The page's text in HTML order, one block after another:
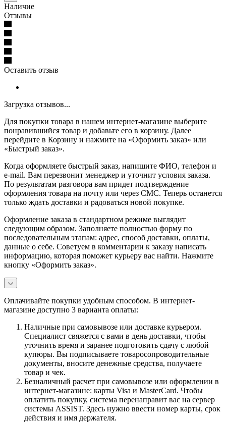
Наличие
Отзывы
Оставить отзыв
Загрузка отзывов...
Для покупки товара в нашем интернет-магазине выберите
понравившийся товар и добавьте его в корзину. Далее
перейдите в Корзину и нажмите на «Оформить заказ» или
«Быстрый заказ».
Когда оформляете быстрый заказ, напишите ФИО, телефон и
e-mail. Вам перезвонит менеджер и уточнит условия заказа.
По результатам разговора вам придет подтверждение
оформления товара на почту или через СМС. Теперь останется
только ждать доставки и радоваться новой покупке.
Оформление заказа в стандартном режиме выглядит
следующим образом. Заполняете полностью форму по
последовательным этапам: адрес, способ доставки, оплаты,
данные о себе. Советуем в комментарии к заказу написать
информацию, которая поможет курьеру вас найти. Нажмите
кнопку «Оформить заказ».
Оплачивайте покупки удобным способом. В интернет-
магазине доступно 3 варианта оплаты:
Наличные при самовывозе или доставке курьером.
Специалист свяжется с вами в день доставки, чтобы
уточнить время и заранее подготовить сдачу с любой
купюры. Вы подписываете товаросопроводительные
документы, вносите денежные средства, получаете
товар и чек.
Безналичный расчет при самовывозе или оформлении в
интернет-магазине: карты Visa и MasterCard. Чтобы
оплатить покупку, система перенаправит вас на сервер
системы ASSIST. Здесь нужно ввести номер карты, срок
действия и имя держателя.